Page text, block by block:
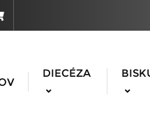
DIECÉZA